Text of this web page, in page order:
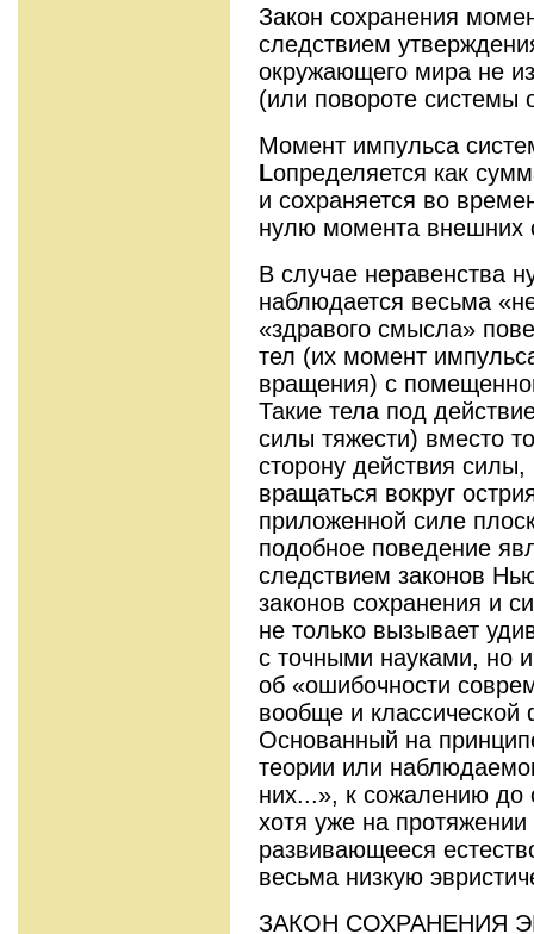
Закон сохранения
следствием
окружающего мира не
(или повороте системы
Момент импульса
Lопределяется как
и сохраняется во
нулю момента внешних
В случае неравенства
наблюдается весьма
«здравого смысла»
тел (их момент
вращения) с
Такие тела под
силы тяжести) вместо
сторону действия
вращаться вокруг
приложенной силе
подобное поведение
следствием законов
законов сохранения и
не только вызывает
с точными науками, но
об «ошибочности
вообще и классической
Основанный на
теории или
них...», к сожалению до
хотя уже на протяжении
развивающееся
весьма низкую
ЗАКОН СОХРАНЕНИЯ